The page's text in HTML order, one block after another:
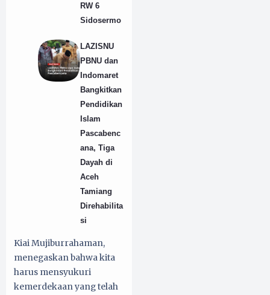
RW 6
Sidosermo
LAZISNU
PBNU dan
Indomaret
Bangkitkan
Pendidikan
Islam
Pascabenc
ana, Tiga
Dayah di
Aceh
Tamiang
Direhabilita
si
Kiai Mujiburrahaman,
menegaskan bahwa kita
harus mensyukuri
kemerdekaan yang telah